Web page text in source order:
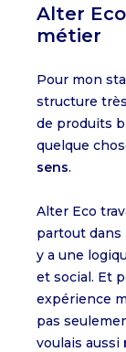
Alter
métier
Pour mon
structure
de produits
quelque
sens.
Alter Eco
partout dans
y a une
et social. Et
expérience
pas
voulais aussi